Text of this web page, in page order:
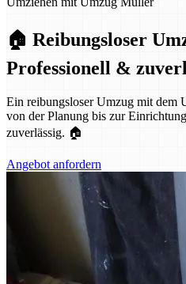
🏠 Reibungsloser
Professionell &
Ein reibungsloser Umzug mit dem
von der Planung bis zur
zuverlässig. 🏠
Angebot anfordern